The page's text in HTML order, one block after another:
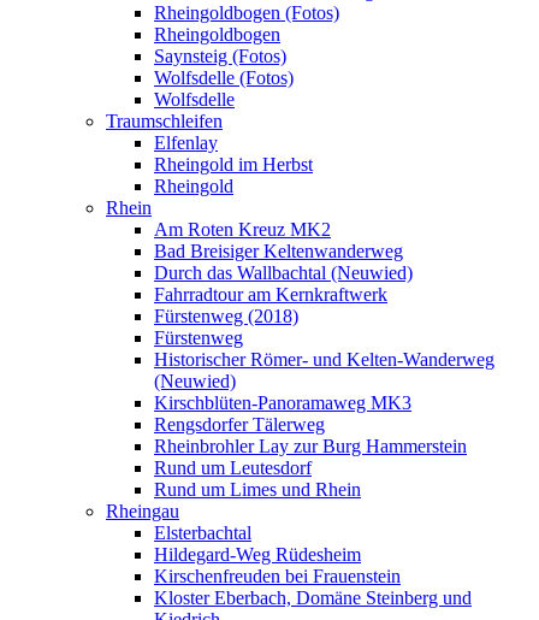
Rheingoldbogen (Fotos)
Rheingoldbogen
Saynsteig (Fotos)
Wolfsdelle (Fotos)
Wolfsdelle
Traumschleifen
Elfenlay
Rheingold im Herbst
Rheingold
Rhein
Am Roten Kreuz MK2
Bad Breisiger Keltenwanderweg
Durch das Wallbachtal (Neuwied)
Fahrradtour am Kernkraftwerk
Fürstenweg (2018)
Fürstenweg
Historischer Römer- und Kelten-Wanderweg
(Neuwied)
Kirschblüten-Panoramaweg MK3
Rengsdorfer Tälerweg
Rheinbrohler Lay zur Burg Hammerstein
Rund um Leutesdorf
Rund um Limes und Rhein
Rheingau
Elsterbachtal
Hildegard-Weg Rüdesheim
Kirschenfreuden bei Frauenstein
Kloster Eberbach, Domäne Steinberg und